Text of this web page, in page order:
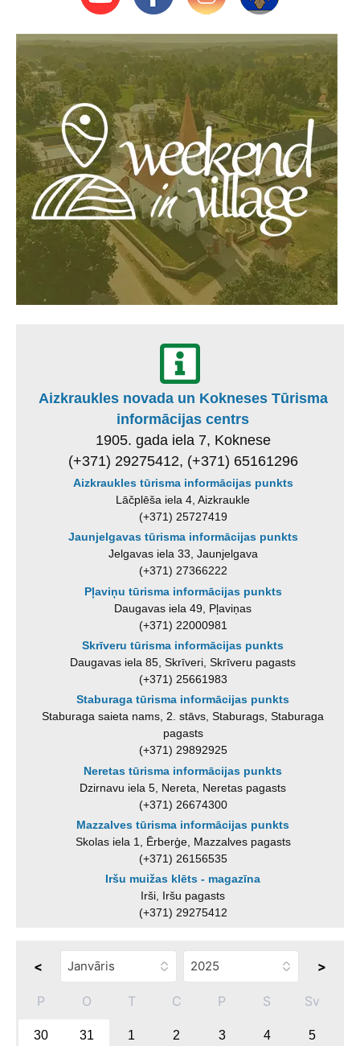
Aizkraukles novada un Kokneses Tūrisma
informācijas centrs
1905. gada iela 7, Koknese
(+371) 29275412, (+371) 65161296
Aizkraukles tūrisma informācijas punkts
Lāčplēša iela 4, Aizkraukle
(+371) 25727419
Jaunjelgavas tūrisma informācijas punkts
Jelgavas iela 33, Jaunjelgava
(+371) 27366222
Pļaviņu tūrisma informācijas punkts
Daugavas iela 49, Pļaviņas
(+371) 22000981
Skrīveru tūrisma informācijas punkts
Daugavas iela 85, Skrīveri, Skrīveru pagasts
(+371) 25661983
Staburaga tūrisma informācijas punkts
Staburaga saieta nams, 2. stāvs, Staburags, Staburaga
pagasts
(+371) 29892925
Neretas tūrisma informācijas punkts
Dzirnavu iela 5, Nereta, Neretas pagasts
(+371) 26674300
Mazzalves tūrisma informācijas punkts
Skolas iela 1, Ērberģe, Mazzalves pagasts
(+371) 26156535
Iršu muižas klēts - magazīna
Irši, Iršu pagasts
(+371) 29275412
< >
P O T C P S Sv
30 31 1 2 3 4 5